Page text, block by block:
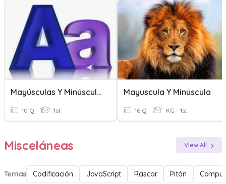
Mayúsculas Y Minúsculas
10 Q 1st
Mayuscula Y Minuscula
16 Q KG - 1st
Misceláneas View All
Temas Codificación JavaScript Rascar Pitón